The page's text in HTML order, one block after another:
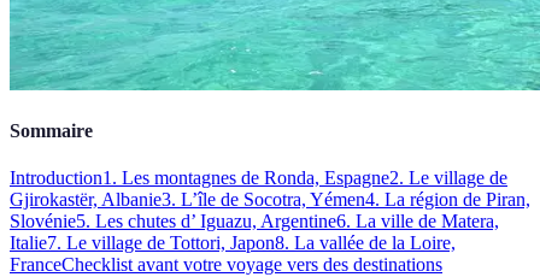
Sommaire
Introduction1. Les montagnes de Ronda, Espagne2. Le village de
Gjirokastër, Albanie3. L’île de Socotra, Yémen4. La région de Piran,
Slovénie5. Les chutes d’ Iguazu, Argentine6. La ville de Matera,
Italie7. Le village de Tottori, Japon8. La vallée de la Loire,
FranceChecklist avant votre voyage vers des destinations